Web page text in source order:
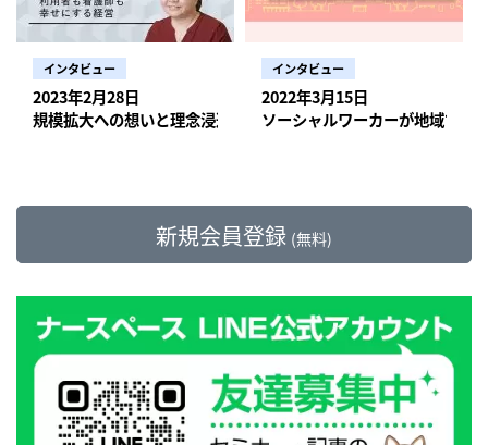
インタビュー
2023年2月28日
規模拡大への想いと理念浸透の秘訣 【利用者も看護師も幸せにす
インタビュー
2022年3月15日
ソーシャルワーカーが地域での
新規会員登録 (無料)